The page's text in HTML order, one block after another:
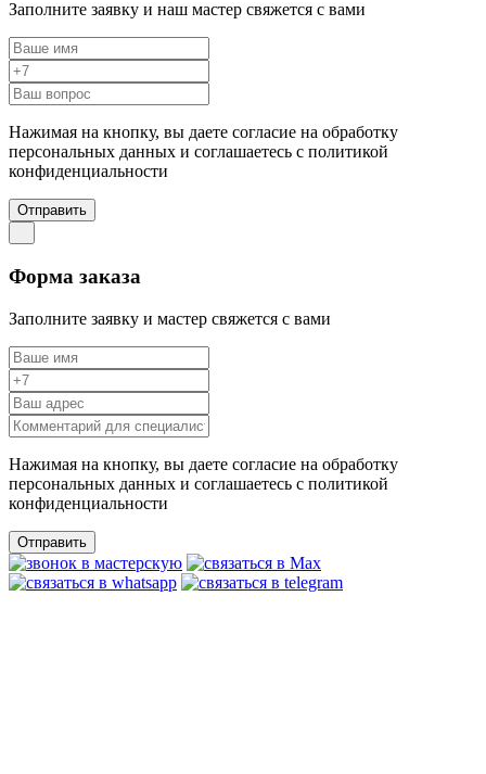
Заполните заявку и наш мастер свяжется с вами
Нажимая на кнопку, вы даете согласие на обработку
персональных данных и соглашаетесь c политикой
конфиденциальности
Отправить
Форма заказа
Заполните заявку и мастер свяжется с вами
Нажимая на кнопку, вы даете согласие на обработку
персональных данных и соглашаетесь c политикой
конфиденциальности
Отправить